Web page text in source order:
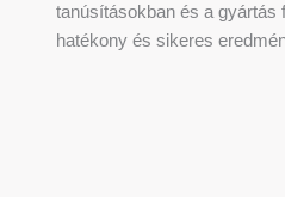
tanúsításokban és a gyártás
hatékony és sikeres